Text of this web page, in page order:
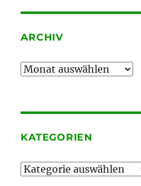
ARCHIV
Archiv
KATEGORIEN
Kategorien